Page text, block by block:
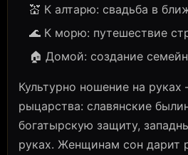
💒 К алтарю: свадьба в
🌊 К морю: путешествие
🏠 Домой: создание
Культурно ношение на
рыцарства: славянские
богатырскую защиту,
руках. Женщинам сон дарит